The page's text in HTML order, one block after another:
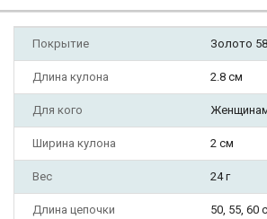
Покрытие Золото
Длина кулона 2.8 см
Для кого
Ширина кулона 2 см
Вес 24 г
Длина цепочки 50, 55, 60